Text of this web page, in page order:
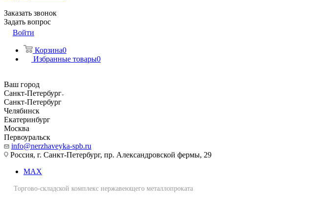
Заказать звонок
Задать вопрос
Войти
Корзина0
Избранные товары0
Ваш город
Санкт-Петербург
Санкт-Петербург
Челябинск
Екатеринбург
Москва
Первоуральск
info@nerzhaveyka-spb.ru
Россия, г. Санкт-Петербург, пр. Александровской фермы, 29
MAX
Торгово-складской комплекс нержавеющего металлопроката